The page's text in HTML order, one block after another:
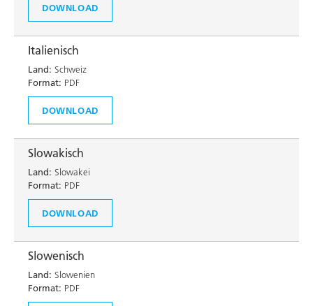
DOWNLOAD
Italienisch
Land: Schweiz
Format: PDF
DOWNLOAD
Slowakisch
Land: Slowakei
Format: PDF
DOWNLOAD
Slowenisch
Land: Slowenien
Format: PDF